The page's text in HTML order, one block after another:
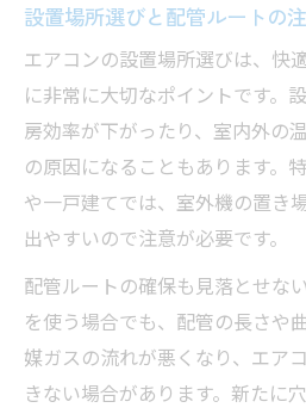
エアコン工事に使える
江戸川区の補助金申
エアコン購入費用を
補助金対象となるエ
工事業者との連携で補
見積もりや追加費用で失敗
エアコン工事見積も
追加費用が発生しや
標準工事とオプショ
エアコン工事費用ト
設置場所選びと配管ルートの
エアコンの設置場所選びは、快
に非常に大切なポイントです。
房効率が下がったり、室内外の
の原因になることもあります。
や一戸建てでは、室外機の置き
出やすいので注意が必要です。
配管ルートの確保も見落とせな
を使う場合でも、配管の長さや
媒ガスの流れが悪くなり、エア
きない場合があります。新たに